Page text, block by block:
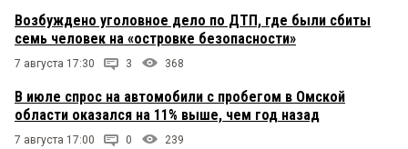
Возбуждено уголовное дело по ДТП, где были сбиты
семь человек на «островке безопасности»
7 августа 17:30 3 368
В июле спрос на автомобили с пробегом в Омской
области оказался на 11% выше, чем год назад
7 августа 17:00 0 239